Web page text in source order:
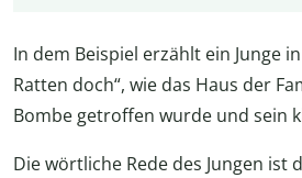
In dem Beispiel erzählt ein Junge in
Ratten doch“, wie das Haus der
Bombe getroffen wurde und sein
Die wörtliche Rede des Jungen ist